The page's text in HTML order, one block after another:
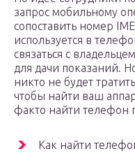
запрос мобильному
сопоставить номер
используется в
связаться с
для дачи показаний.
никто не будет
чтобы найти ваш
факто найти телефон
Как найти